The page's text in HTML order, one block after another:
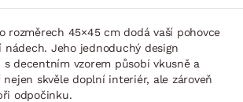
rozměrech 45×45 cm dodá vaší pohovce
Jeho jednoduchý design
s decentním vzorem působí vkusně a
nejen skvěle doplní interiér, ale zároveň
odpočinku.